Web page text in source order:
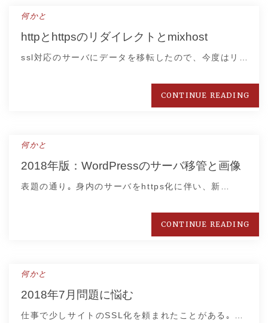
何かと
httpとhttpsのリダイレクトとmixhost
ssl対応のサーバにデータを移転したので、今度はリ…
CONTINUE READING
何かと
2018年版：WordPressのサーバ移管と画像
表題の通り｡ 身内のサーバをhttps化に伴い、新…
CONTINUE READING
何かと
2018年7月問題に悩む
仕事で少しサイトのSSL化を頼まれたことがある｡ …